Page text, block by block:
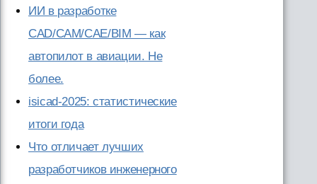
ИИ в разработке
CAD/CAM/CAE/BIM — как
автопилот в авиации. Не
более.
isicad-2025: статистические
итоги года
Что отличает лучших
разработчиков инженерного